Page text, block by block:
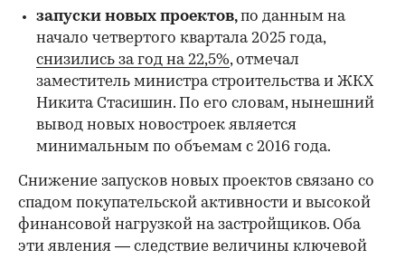
запуски новых проектов,по данным на
начало четвертого квартала 2025 года,
снизились за год на 22,5%, отмечал
заместитель министра строительства и ЖКХ
Никита Стасишин. По его словам, нынешний
вывод новых новостроек является
минимальным по объемам с 2016 года.
Снижение запусков новых проектов связано со
спадом покупательской активности и высокой
финансовой нагрузкой на застройщиков. Оба
эти явления — следствие величины ключевой